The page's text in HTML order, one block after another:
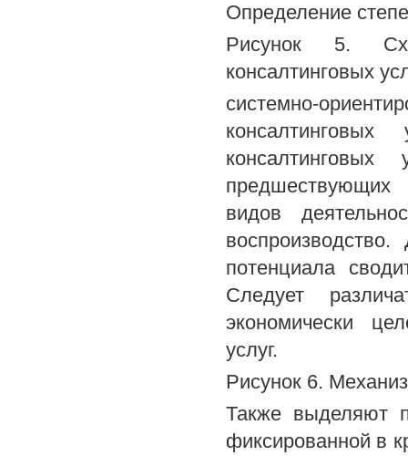
Определение
Рисунок 5.
консалтинговых
системно-
предшествующих
видов
потенциала
Следует
экономически
услуг.
Рисунок 6.
Также выделяют
фиксированной в